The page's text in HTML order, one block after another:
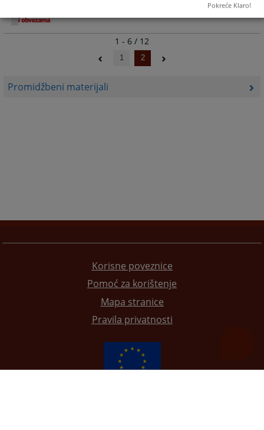
Promidžbeni materijali
1 - 6 / 12
1 2
Korisne poveznice
Pomoć za korištenje
Mapa stranice
Pravila privatnosti
Pokreće Klaro!